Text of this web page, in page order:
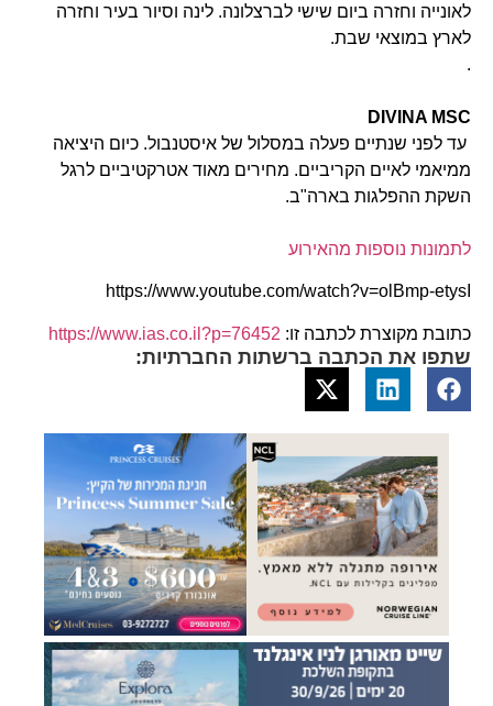
לאונייה וחזרה ביום שישי לברצלונה. לינה וסיור בעיר וחזרה
לארץ במוצאי שבת.
.
DIVINA MSC
עד לפני שנתיים פעלה במסלול של איסטנבול. כיום היציאה
ממיאמי לאיים הקריביים. מחירים מאוד אטרקטיביים לרגל
השקת ההפלגות בארה"ב.
לתמונות נוספות מהאירוע
https://www.youtube.com/watch?v=olBmp-etysI
כתובת מקוצרת לכתבה זו: https://www.ias.co.il?p=76452
שתפו את הכתבה ברשתות החברתיות: